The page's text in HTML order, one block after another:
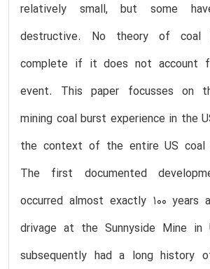
relatively small, but some
destructive. No theory of coal
complete if it does not account
event. This paper focusses on
mining coal burst experience in the
the context of the entire US coal
The first documented
occurred almost exactly 100 years
drivage at the Sunnyside Mine in
subsequently had a long history